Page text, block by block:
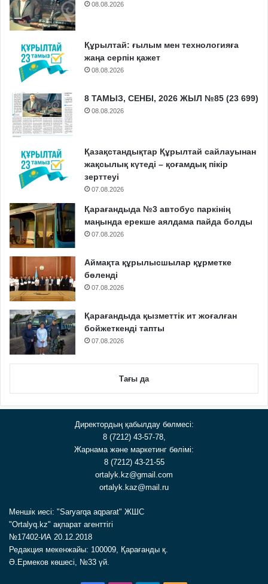
08.08.2026
Құрылтай: ғылым мен технологияға
жаңа серпін қажет
08.08.2026
8 ТАМЫЗ, СЕНБІ, 2026 ЖЫЛ №85 (23 699)
08.08.2026
Қазақстандықтар Құрылтай сайлауынан
жақсылық күтеді – қоғамдық пікір
зерттеуі
07.08.2026
Қарағандыда №3 автобус паркінің
маңында ерекше аялдама пайда болды
07.08.2026
Аймақта құрылысшылар құрметке
бөленді
07.08.2026
Қарағандыда қызметтік ит жоғалған
бойжеткенді тапты
07.08.2026
Тағы да
Директордың қабылдау бөлмесі:
8 (7212) 43-57-78,
Жарнама және маркетинг бөлімі:
8 (7212) 43-21-55
ortalyk.kz@gmail.com
ortalyk.kaz@mail.ru
Меншік иесі: "Saryarqa aqparat" ЖШС
"Ortalyq.kz" ақпарат агенттігі
№17402-ИА 20.12.2018
Редакция мекенжайы: 100009, Қарағанды қ.
Ә.Ермеков көшесі, №33 үй.